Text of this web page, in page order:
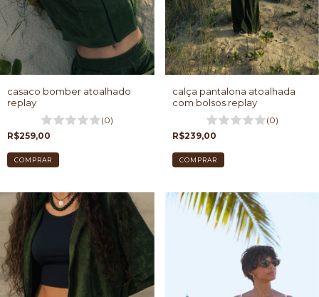
casaco bomber atoalhado
replay
(0)
R$259,00
COMPRAR
calça pantalona atoalhada
com bolsos replay
(0)
R$239,00
COMPRAR